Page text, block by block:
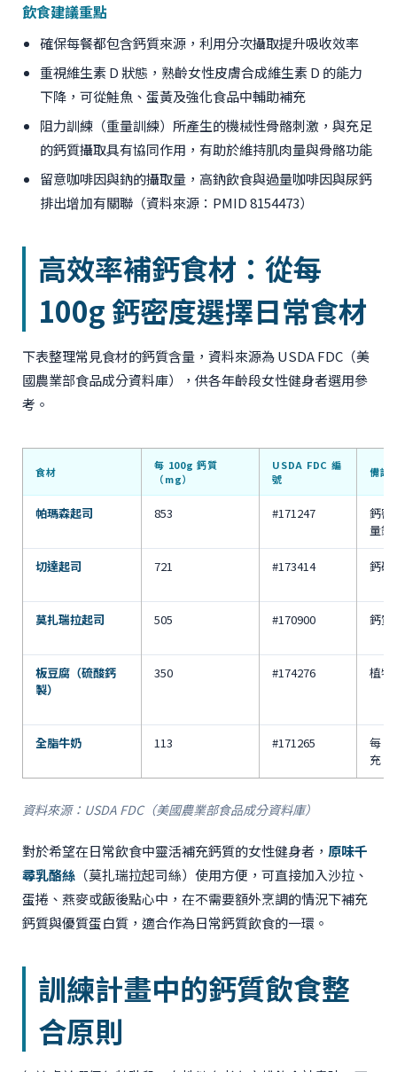
飲食建議重點
確保每餐都包含鈣質來源，利用分次攝取提升吸收效率
重視維生素 D 狀態，熟齡女性皮膚合成維生素 D 的能力
下降，可從鮭魚、蛋黃及強化食品中輔助補充
阻力訓練（重量訓練）所產生的機械性骨骼刺激，與充足
的鈣質攝取具有協同作用，有助於維持肌肉量與骨骼功能
留意咖啡因與鈉的攝取量，高鈉飲食與過量咖啡因與尿鈣
排出增加有關聯（資料來源：PMID 8154473）
高效率補鈣食材：從每
100g 鈣密度選擇日常食材
下表整理常見食材的鈣質含量，資料來源為 USDA FDC（美
國農業部食品成分資料庫），供各年齡段女性健身者選用參
考。
食材
每 100g 鈣質
（mg）
USDA FDC 編
號
備註
帕瑪森起司 853 #171247
鈣密
量鈣
切達起司 721 #173414 鈣磷
莫扎瑞拉起司 505 #170900 鈣質
板豆腐（硫酸鈣
製）
350 #174276 植物
全脂牛奶 113 #171265
每
充
資料來源：USDA FDC（美國農業部食品成分資料庫）
對於希望在日常飲食中靈活補充鈣質的女性健身者， 原味千
尋乳酪絲 （莫扎瑞拉起司絲）使用方便，可直接加入沙拉、
蛋捲、燕麥或飯後點心中，在不需要額外烹調的情況下補充
鈣質與優質蛋白質，適合作為日常鈣質飲食的一環。
訓練計畫中的鈣質飲食整
合原則